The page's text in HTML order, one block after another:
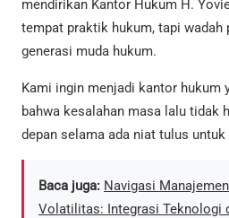
mendirikan Kantor Hukum H.
tempat praktik hukum, tapi wadah
generasi muda hukum.
Kami ingin menjadi kantor hukum
bahwa kesalahan masa lalu tidak
depan selama ada niat tulus
Baca juga: Navigasi
Volatilitas: Integrasi Teknologi